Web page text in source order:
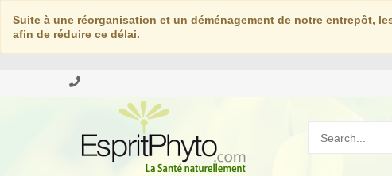
Suite à une réorganisation et un déménagement de notre entrepôt,
afin de réduire ce délai.